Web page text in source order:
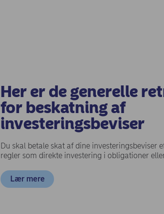
Her er de generelle
for beskatning af
investeringsbeviser
Du skal betale skat af dine investeringsbeviser
regler som direkte investering i obligationer
Lær mere